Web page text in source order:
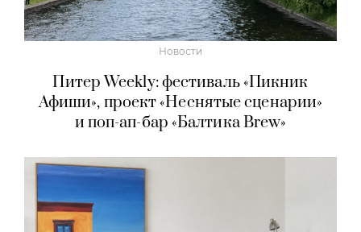
Новости
Питер Weekly: фестиваль «Пикник
Афиши», проект «Неснятые сценарии»
и поп-ап-бар «Балтика Brew»